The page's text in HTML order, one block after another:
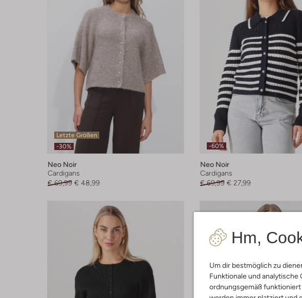
Hm,
Um dir bestmöglich zu
Funktionale und analytische
ordnungsgemäß
Letzte Größen
-30%
Neo Noir
Cardigans
€ 69,99 € 48,99
-60%
Neo Noir
Cardigans
€ 69,99 € 27,99